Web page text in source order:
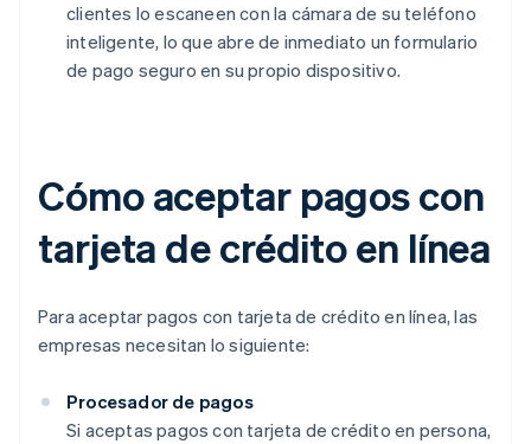
clientes lo escaneen con la cámara de su teléfono
inteligente, lo que abre de inmediato un formulario
de pago seguro en su propio dispositivo.
Cómo aceptar pagos con
tarjeta de crédito en línea
Para aceptar pagos con tarjeta de crédito en línea, las
empresas necesitan lo siguiente:
Procesador de pagos
Si aceptas pagos con tarjeta de crédito en persona,